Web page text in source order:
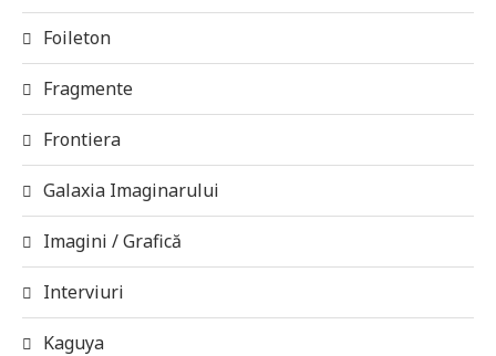
Foileton
Fragmente
Frontiera
Galaxia Imaginarului
Imagini / Grafică
Interviuri
Kaguya